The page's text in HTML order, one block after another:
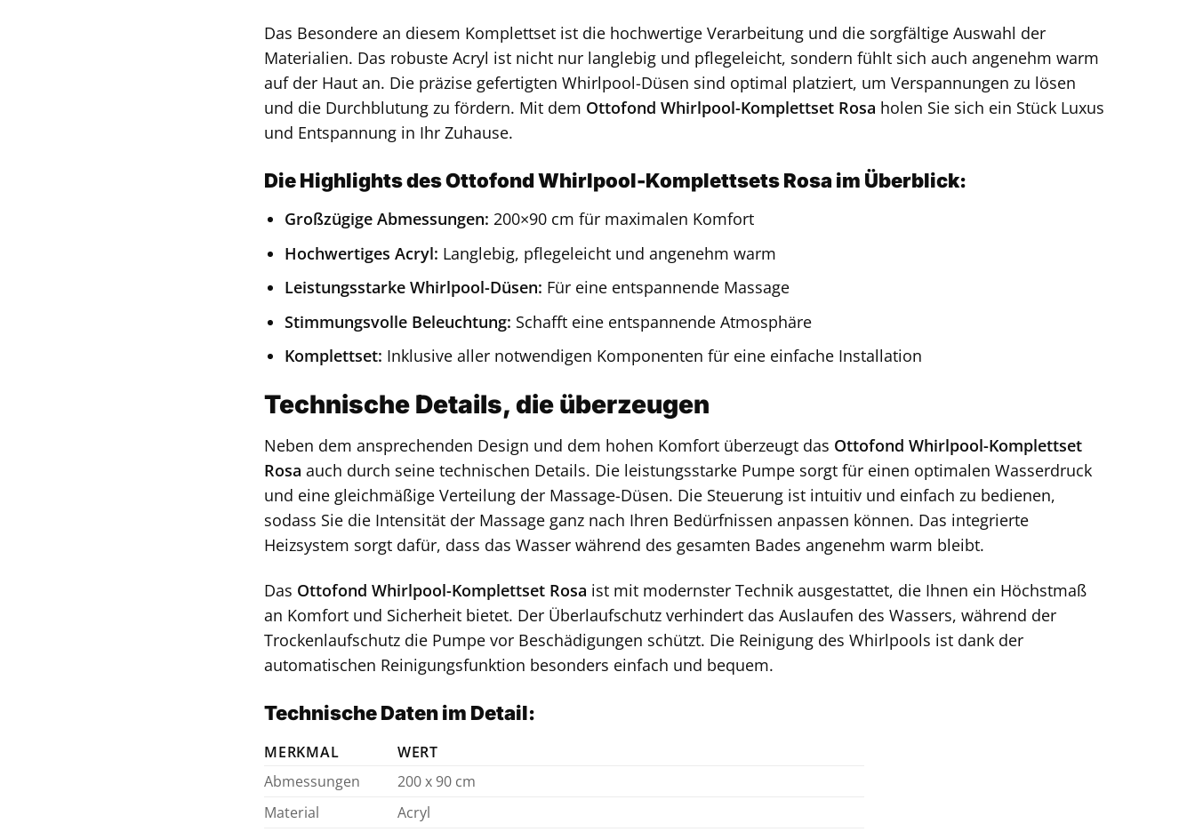
Das Besondere an diesem Komplettset ist die hochwertige Verarbeitung und die sorgfältige Auswahl der
Materialien. Das robuste Acryl ist nicht nur langlebig und pflegeleicht, sondern fühlt sich auch angenehm warm
auf der Haut an. Die präzise gefertigten Whirlpool-Düsen sind optimal platziert, um Verspannungen zu lösen
und die Durchblutung zu fördern. Mit dem Ottofond Whirlpool-Komplettset Rosa holen Sie sich ein Stück Luxus
und Entspannung in Ihr Zuhause.
Die Highlights des Ottofond Whirlpool-Komplettsets Rosa im Überblick:
Großzügige Abmessungen: 200×90 cm für maximalen Komfort
Hochwertiges Acryl: Langlebig, pflegeleicht und angenehm warm
Leistungsstarke Whirlpool-Düsen: Für eine entspannende Massage
Stimmungsvolle Beleuchtung: Schafft eine entspannende Atmosphäre
Komplettset: Inklusive aller notwendigen Komponenten für eine einfache Installation
Technische Details, die überzeugen
Neben dem ansprechenden Design und dem hohen Komfort überzeugt das Ottofond Whirlpool-Komplettset
Rosa auch durch seine technischen Details. Die leistungsstarke Pumpe sorgt für einen optimalen Wasserdruck
und eine gleichmäßige Verteilung der Massage-Düsen. Die Steuerung ist intuitiv und einfach zu bedienen,
sodass Sie die Intensität der Massage ganz nach Ihren Bedürfnissen anpassen können. Das integrierte
Heizsystem sorgt dafür, dass das Wasser während des gesamten Bades angenehm warm bleibt.
Das Ottofond Whirlpool-Komplettset Rosa ist mit modernster Technik ausgestattet, die Ihnen ein Höchstmaß
an Komfort und Sicherheit bietet. Der Überlaufschutz verhindert das Auslaufen des Wassers, während der
Trockenlaufschutz die Pumpe vor Beschädigungen schützt. Die Reinigung des Whirlpools ist dank der
automatischen Reinigungsfunktion besonders einfach und bequem.
Technische Daten im Detail:
MERKMAL
WERT
Abmessungen
200 x 90 cm
Material
Acryl